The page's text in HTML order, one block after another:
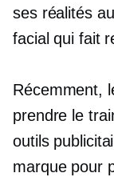
ses réalités
facial qui fait
Récemment,
prendre le
outils
marque pour